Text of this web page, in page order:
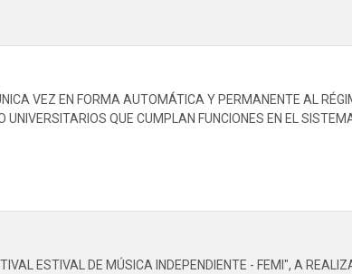
VEZ EN FORMA AUTOMÁTICA Y PERMANENTE AL
QUE CUMPLAN FUNCIONES EN EL
ESTIVAL DE MÚSICA INDEPENDIENTE - FEMI", A